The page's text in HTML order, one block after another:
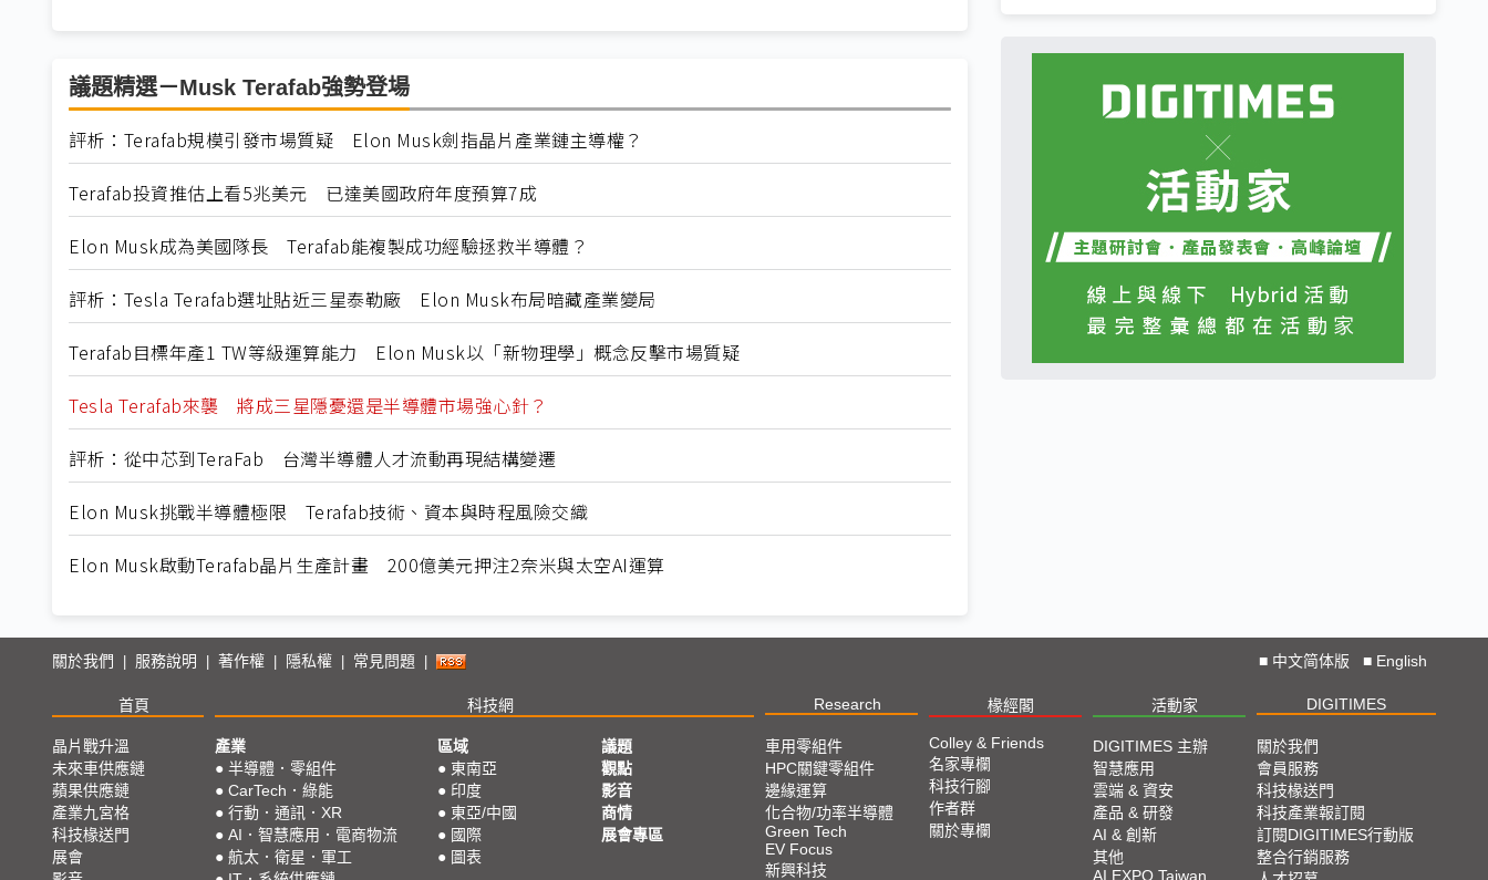
議題精選－Musk Terafab強勢登場
評析：Terafab規模引發市場質疑 Elon Musk劍指晶片產業鏈主導權？
Terafab投資推估上看5兆美元 已達美國政府年度預算7成
Elon Musk成為美國隊長 Terafab能複製成功經驗拯救半導體？
評析：Tesla Terafab選址貼近三星泰勒廠 Elon Musk布局暗藏產業變局
Terafab目標年產1 TW等級運算能力 Elon Musk以「新物理學」概念反擊市場質疑
Tesla Terafab來襲 將成三星隱憂還是半導體市場強心針？
評析：從中芯到TeraFab 台灣半導體人才流動再現結構變遷
Elon Musk挑戰半導體極限 Terafab技術、資本與時程風險交織
Elon Musk啟動Terafab晶片生產計畫 200億美元押注2奈米與太空AI運算
關於我們 服務說明 著作權 隱私權 常見問題 ■ 中文简体版 ■ English
首頁 科技網 Research 椽經閣 活動家 DIGITIMES
晶片戰升溫
未來車供應鏈
蘋果供應鏈
產業九宮格
科技椽送門
展會
產業
● 半導體．零組件
● CarTech．綠能
● 行動．通訊．XR
● AI．智慧應用．電商物流
● 航太．衛星．軍工
區域
● 東南亞
● 印度
● 東亞/中國
● 國際
● 圖表
議題
觀點
影音
商情
展會專區
車用零組件
HPC關鍵零組件
邊緣運算
化合物/功率半導體
Green Tech
EV Focus
新興科技
Colley & Friends
名家專欄
科技行腳
作者群
關於專欄
DIGITIMES 主辦
智慧應用
雲端 & 資安
產品 & 研發
AI & 創新
其他
AI EXPO Taiwan
關於我們
會員服務
科技椽送門
科技產業報訂閱
訂閱DIGITIMES行動版
整合行銷服務